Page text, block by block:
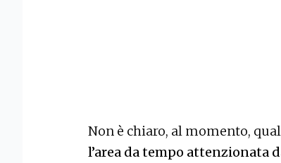
Non è chiaro, al momento,
l’area da tempo attenzionata